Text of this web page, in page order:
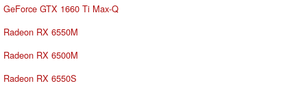
GeForce GTX 1660 Ti Max-Q
Radeon RX 6550M
Radeon RX 6500M
Radeon RX 6550S